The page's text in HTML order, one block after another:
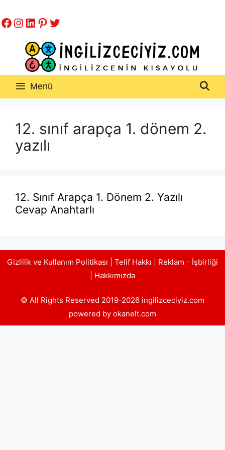
atla
Facebook
Instagram
LinkedIn
Pinterest
Twitter
Menü
12. sınıf arapça 1. dönem 2.
yazılı
12. Sınıf Arapça 1. Dönem 2. Yazılı
Cevap Anahtarlı
Gizlilik ve Kullanım Politikası Telif Hakkı
Reklam - İşbirliği
Hakkımızda
© All Rights Reserved 2019-2026 ingilizceciyiz.com
powered by okanelt.com